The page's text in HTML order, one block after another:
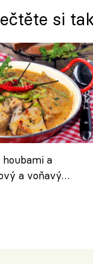
si
houbami a
a voňavý